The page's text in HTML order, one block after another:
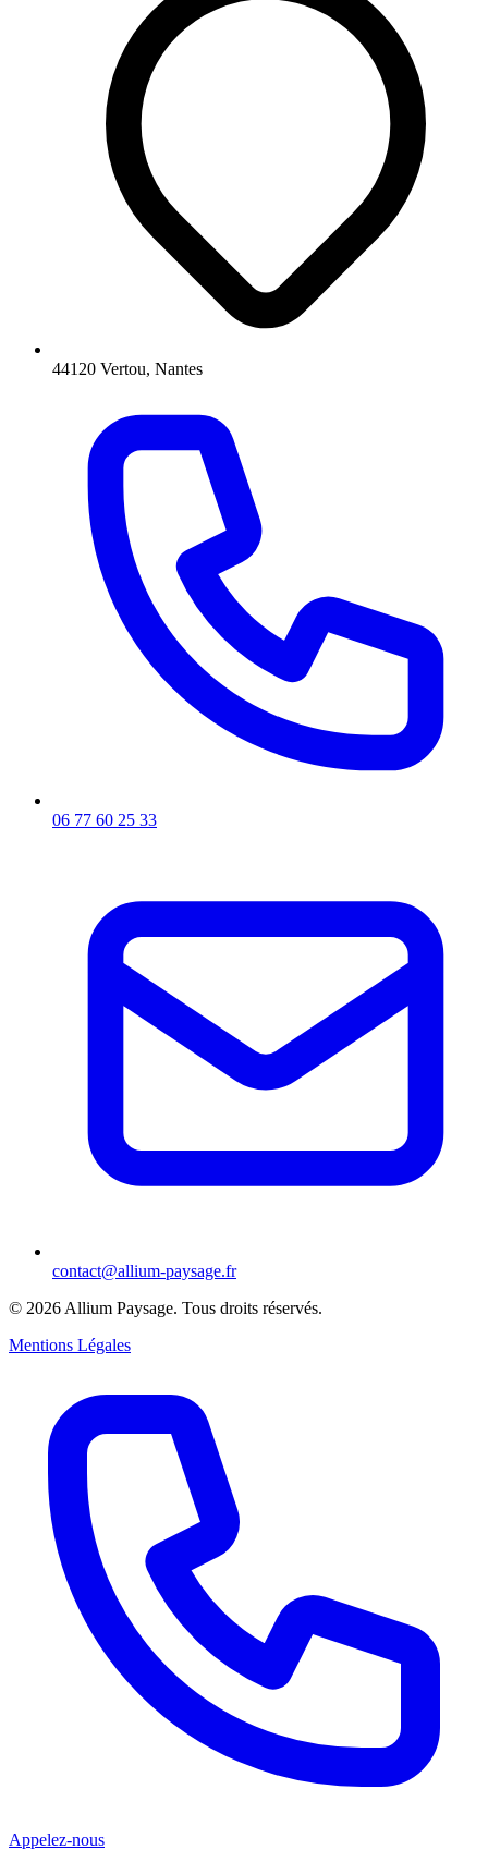
44120 Vertou, Nantes
06 77 60 25 33
contact@allium-paysage.fr
© 2026 Allium Paysage. Tous droits réservés.
Mentions Légales
Appelez-nous